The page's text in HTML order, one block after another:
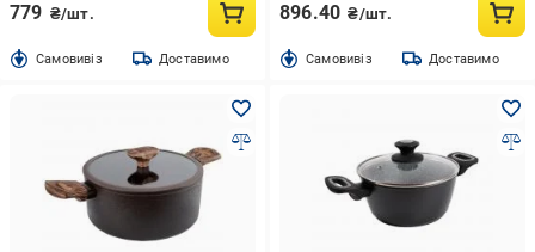
779 ₴/шт.
Cамовивіз Доставимо
896.40 ₴/шт.
Cамовивіз Доставимо